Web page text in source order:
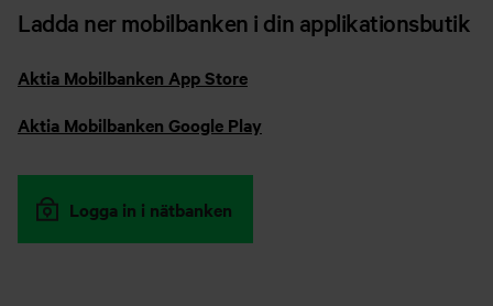
Ladda ner mobilbanken i din applikationsbutik
Aktia Mobilbanken App Store
Aktia Mobilbanken Google Play
Logga in i nätbanken